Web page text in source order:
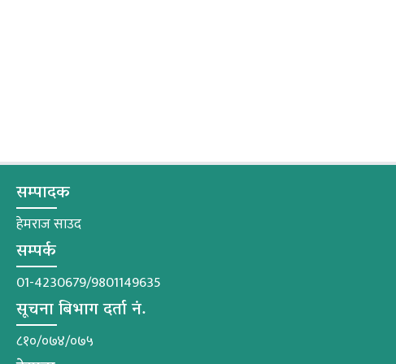
सम्पादक
हेमराज साउद
सम्पर्क
01-4230679/9801149635
सूचना बिभाग दर्ता नं.
८१०/०७४/०७५